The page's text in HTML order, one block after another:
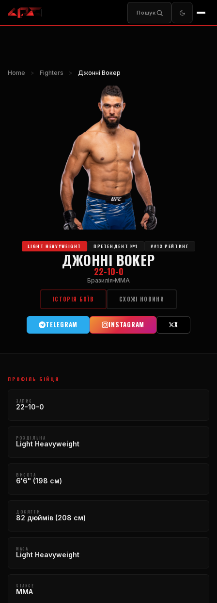
Пошук
Home > Fighters > Джонні Вокер
LIGHT HEAVYWEIGHT ПРЕТЕНДЕНТ №1 ##13 РЕЙТИНГ
ДЖОННІ ВОКЕР
22-10-0
Бразилія MMA
ІСТОРІЯ БОЇВ СХОЖІ НОВИНИ
TELEGRAM INSTAGRAM X
ПРОФІЛЬ БІЙЦЯ
ЗАПИС
22-10-0
РОЗДІЛЬНА
Light Heavyweight
ВИСОТА
6'6" (198 см)
ДОСЯГТИ
82 дюймів (208 см)
МАСА
Light Heavyweight
STANCE
MMA